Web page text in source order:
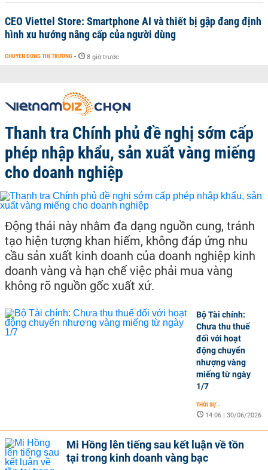
CEO Viettel Store: Smartphone AI và thiết bị gập đang định
hình xu hướng nâng cấp của người dùng
CHUYỂN ĐỘNG THỊ TRƯỜNG - 8 giờ trước
Thanh tra Chính phủ đề nghị sớm cấp
phép nhập khẩu, sản xuất vàng miếng
cho doanh nghiệp
Động thái này nhằm đa dạng nguồn cung, tránh
tạo hiện tượng khan hiếm, không đáp ứng nhu
cầu sản xuất kinh doanh của doanh nghiệp kinh
doanh vàng và hạn chế việc phải mua vàng
không rõ nguồn gốc xuất xứ.
Bộ Tài chính:
Chưa thu thuế
đối với hoạt
động chuyển
nhượng vàng
miếng từ ngày
1/7
THỜI SỰ -
14:06 | 30/06/2026
Mi Hồng lên tiếng sau kết luận về tồn
tại trong kinh doanh vàng bạc